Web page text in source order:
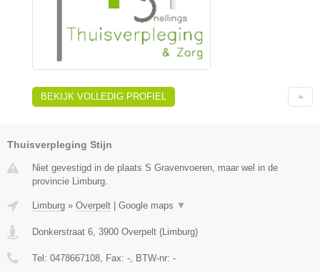
BEKIJK VOLLEDIG PROFIEL
Thuisverpleging Stijn
Niet gevestigd in de plaats S Gravenvoeren, maar wel in de
provincie Limburg.
Limburg » Overpelt Google maps ▼
Donkerstraat 6, 3900 Overpelt (Limburg)
Tel: 0478667108, Fax: -, BTW-nr: -